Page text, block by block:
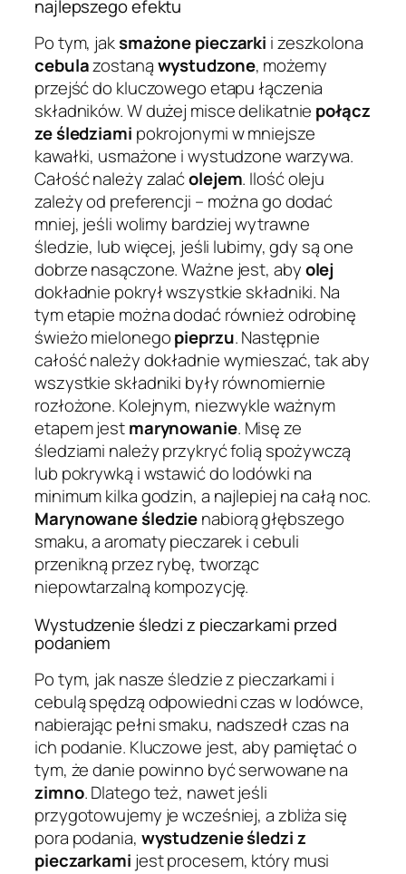
najlepszego efektu
Po tym, jaksmażone pieczarki i zeszkolona
cebulazostanąwystudzone, możemy
przejść do kluczowego etapu łączenia
składników. W dużej misce delikatnie połącz
ze śledziami pokrojonymi w mniejsze
kawałki, usmażone i wystudzone warzywa.
Całość należy zalaćolejem. Ilość oleju
zależy od preferencji – można go dodać
mniej, jeśli wolimy bardziej wytrawne
śledzie, lub więcej, jeśli lubimy, gdy są one
dobrze nasączone. Ważne jest, abyolej
dokładnie pokrył wszystkie składniki. Na
tym etapie można dodać również odrobinę
świeżo mielonegopieprzu. Następnie
całość należy dokładnie wymieszać, tak aby
wszystkie składniki były równomiernie
rozłożone. Kolejnym, niezwykle ważnym
etapem jestmarynowanie. Misę ze
śledziami należy przykryć folią spożywczą
lub pokrywką i wstawić do lodówki na
minimum kilka godzin, a najlepiej na całą noc.
Marynowane śledzienabiorą głębszego
smaku, a aromaty pieczarek i cebuli
przenikną przez rybę, tworząc
niepowtarzalną kompozycję.
Wystudzenie śledzi z pieczarkami przed
podaniem
Po tym, jak nasze śledzie z pieczarkami i
cebulą spędzą odpowiedni czas w lodówce,
nabierając pełni smaku, nadszedł czas na
ich podanie. Kluczowe jest, aby pamiętać o
tym, że danie powinno być serwowane na
zimno. Dlatego też, nawet jeśli
przygotowujemy je wcześniej, a zbliża się
pora podania, wystudzenie śledzi z
pieczarkami jest procesem, który musi